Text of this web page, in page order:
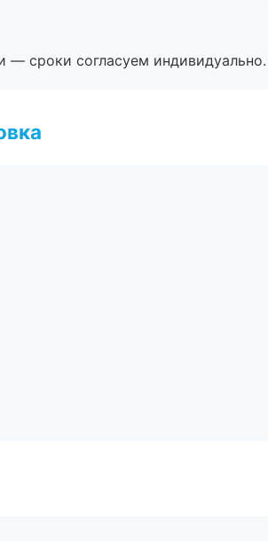
— сроки согласуем индивидуально.